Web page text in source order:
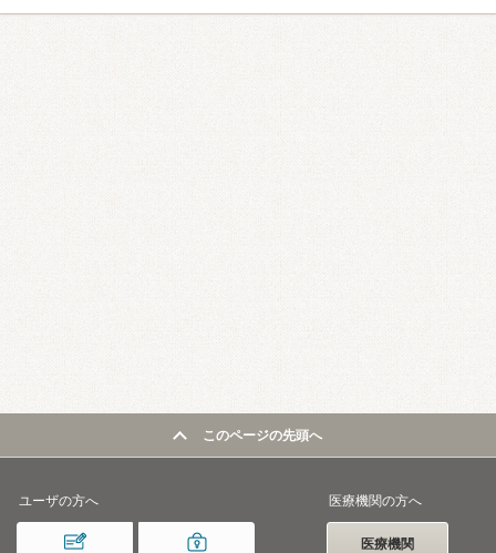
このページの先頭へ
ユーザの方へ 医療機関の方へ
医療機関